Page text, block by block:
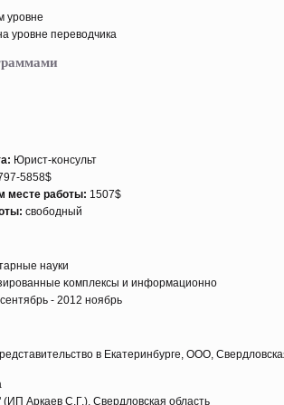
урοвне
урοвне переводчика
Юрист-κонсульт
5858$
месте работы: 1507$
свободный
науки
κомплексы и информационно
- 2012 ноябрь
в Екатеринбурге, ООО,
Аркаев С.Г.), Свердловская область